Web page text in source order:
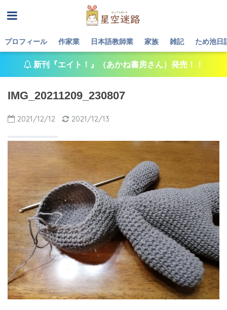
プロフィール 作家業 日本語教師業 家族 雑記 ため池日
新刊『エイト！』（あかね書房さん）発売！！
IMG_20211209_230807
2021/12/12 2021/12/13